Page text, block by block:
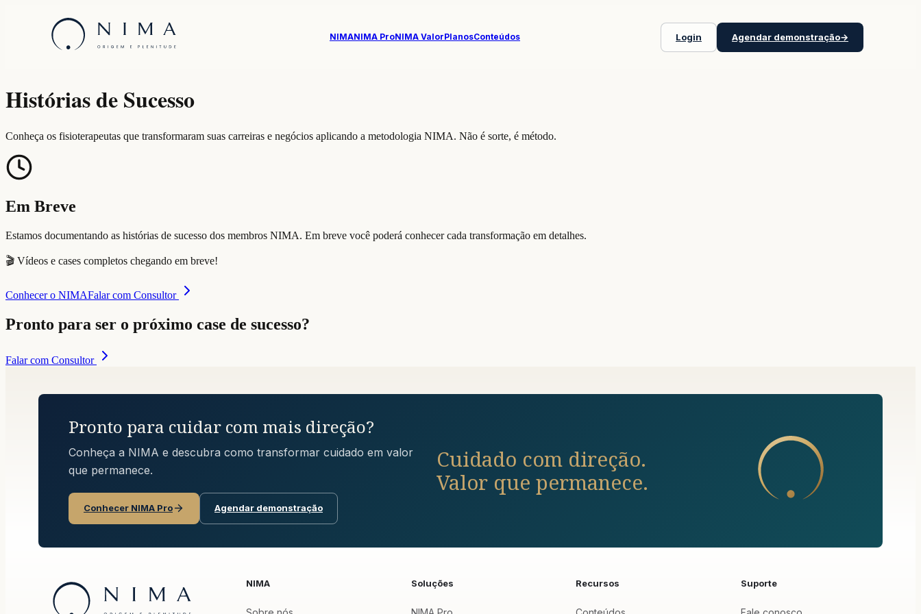
NIMA Saúde baseada em valor NIMANIMA ProNIMA ValorPlanosConteúdos Login Agendar demonstração→
Histórias deSucesso
Conheça os fisioterapeutas que transformaram suas carreiras e negócios aplicando a metodologia NIMA. Não é sorte, é método.
Em Breve
Estamos documentando as histórias de sucesso dos membros NIMA. Em breve você poderá conhecer cada transformação em detalhes.
🎬 Vídeos e cases completos chegando em breve!
Conhecer o NIMAFalar com Consultor
Pronto para ser o próximo case de sucesso?
Falar com Consultor
Pronto para cuidar com mais direção?
Conheça a NIMA e descubra como transformar cuidado em valor
que permanece.
Conhecer NIMA Pro Agendar demonstração
Cuidado com direção.
Valor que permanece.
NIMA - Origem e plenitude
NIMA Soluções Recursos Suporte